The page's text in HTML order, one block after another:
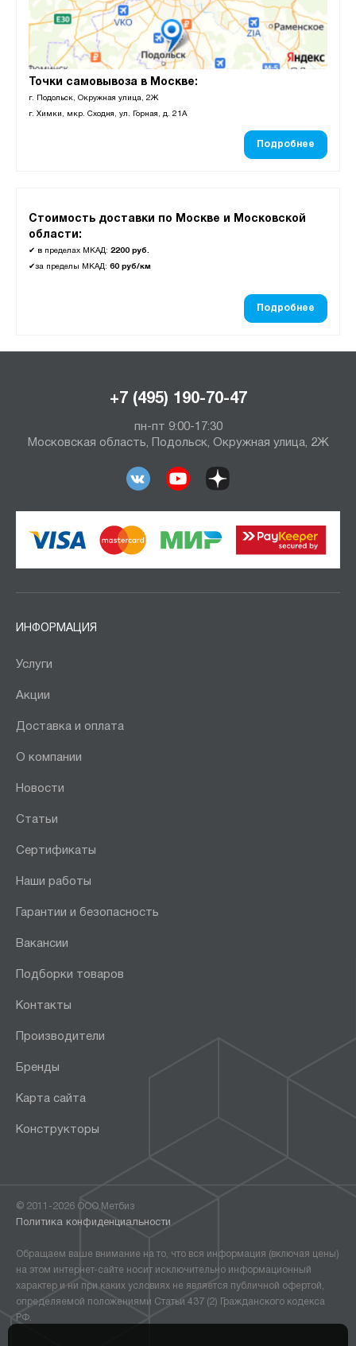
Точки самовывоза в Москве:
г. Подольск, Окружная улица, 2Ж
г. Химки, мкр. Сходня, ул. Горная, д. 21А
Подробнее
Стоимость доставки по Москве и Московской
области:
✔ в пределах МКАД: 2200 руб.
✔за пределы МКАД: 60 руб/км
Подробнее
+7 (495) 190-70-47
пн-пт 9:00-17:30
Московская область, Подольск, Окружная улица, 2Ж
ИНФОРМАЦИЯ
Услуги
Акции
Доставка и оплата
О компании
Новости
Статьи
Сертификаты
Наши работы
Гарантии и безопасность
Вакансии
Подборки товаров
Контакты
Производители
Бренды
Карта сайта
Конструкторы
© 2011-2026 ООО Метбиз
Политика конфиденциальности
Обращаем ваше внимание на то, что вся информация (включая цены)
на этом интернет-сайте носит исключительно информационный
характер и ни при каких условиях не является публичной офертой,
определяемой положениями Статьи 437 (2) Гражданского кодекса
РФ.